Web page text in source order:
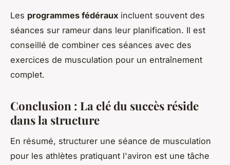
Les programmes fédéraux incluent souvent des
séances sur rameur dans leur planification. Il est
conseillé de combiner ces séances avec des
exercices de musculation pour un entraînement
complet.
Conclusion : La clé du succès réside
dans la structure
En résumé, structurer une séance de musculation
pour les athlètes pratiquant l'aviron est une tâche